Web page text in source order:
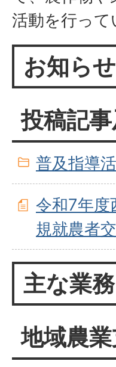
活動を行って
お知ら
投稿記
普及指導
令和7年度
規就農者
主な業務
地域農